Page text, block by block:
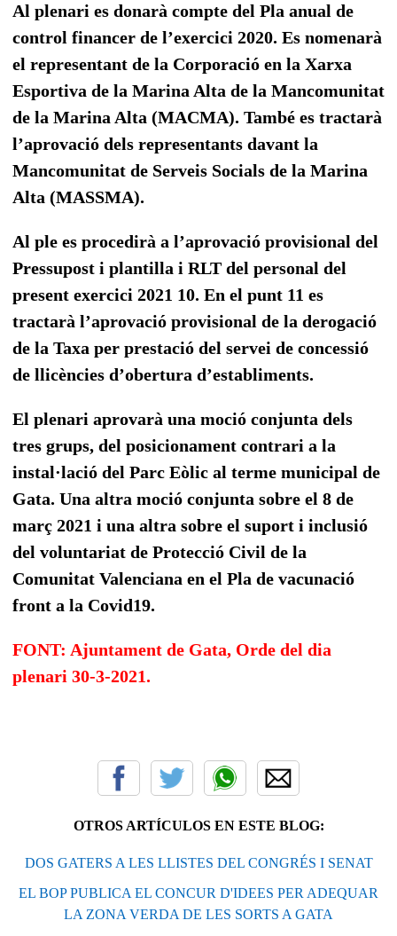
Al plenari es donarà compte del Pla anual de
control financer de l’exercici 2020. Es nomenarà
el representant de la Corporació en la Xarxa
Esportiva de la Marina Alta de la Mancomunitat
de la Marina Alta (MACMA). També es tractarà
l’aprovació dels representants davant la
Mancomunitat de Serveis Socials de la Marina
Alta (MASSMA).
Al ple es procedirà a l’aprovació provisional del
Pressupost i plantilla i RLT del personal del
present exercici 2021 10. En el punt 11 es
tractarà l’aprovació provisional de la derogació
de la Taxa per prestació del servei de concessió
de llicències d’obertura d’establiments.
El plenari aprovarà una moció conjunta dels
tres grups, del posicionament contrari a la
instal·lació del Parc Eòlic al terme municipal de
Gata. Una altra moció conjunta sobre el 8 de
març 2021 i una altra sobre el suport i inclusió
del voluntariat de Protecció Civil de la
Comunitat Valenciana en el Pla de vacunació
front a la Covid19.
FONT: Ajuntament de Gata, Orde del dia
plenari 30-3-2021.
OTROS ARTÍCULOS EN ESTE BLOG:
DOS GATERS A LES LLISTES DEL CONGRÉS I SENAT
EL BOP PUBLICA EL CONCUR D'IDEES PER ADEQUAR
LA ZONA VERDA DE LES SORTS A GATA